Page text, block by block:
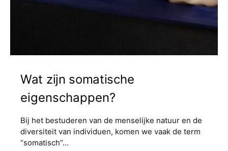
Wat zijn somatische
eigenschappen?
Bij het bestuderen van de menselijke natuur en de
diversiteit van individuen, komen we vaak de term
“somatisch”…